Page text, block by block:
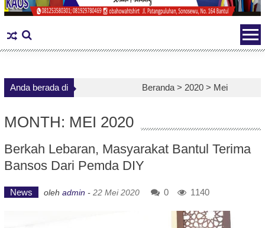
Anda berada di Beranda > 2020 > Mei
MONTH: MEI 2020
Berkah Lebaran, Masyarakat Bantul Terima
Bansos Dari Pemda DIY
News oleh admin - 22 Mei 2020 0 1140